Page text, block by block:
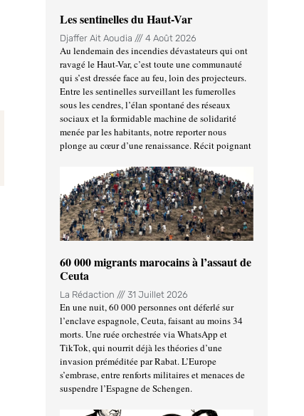
Les sentinelles du Haut-Var
Djaffer Ait Aoudia 4 Août 2026
Au lendemain des incendies dévastateurs qui ont
ravagé le Haut-Var, c’est toute une communauté
qui s’est dressée face au feu, loin des projecteurs.
Entre les sentinelles surveillant les fumerolles
sous les cendres, l’élan spontané des réseaux
sociaux et la formidable machine de solidarité
menée par les habitants, notre reporter nous
plonge au cœur d’une renaissance. Récit poignant
60 000 migrants marocains à l’assaut de
Ceuta
La Rédaction 31 Juillet 2026
En une nuit, 60 000 personnes ont déferlé sur
l’enclave espagnole, Ceuta, faisant au moins 34
morts. Une ruée orchestrée via WhatsApp et
TikTok, qui nourrit déjà les théories d’une
invasion préméditée par Rabat. L’Europe
s’embrase, entre renforts militaires et menaces de
suspendre l’Espagne de Schengen.